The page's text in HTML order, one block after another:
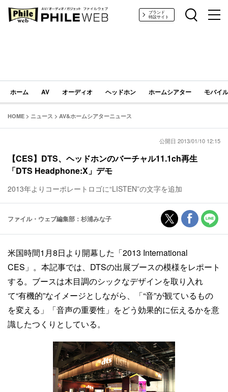
PHILE WEB｜AV/オーディオ/ガジェットブランド
特設サイト
ホーム AV オーディオ ヘッドホン ホームシアター モバイ
HOME > ニュース > AV&ホームシアターニュース
公開日 2013/01/10 12:15
【CES】DTS、ヘッドホンのバーチャル11.1ch再生
「DTS Headphone:X」デモ
2013年よりコーポレートロゴに“LISTEN”の文字を追加
ファイル・ウェブ編集部：杉浦みな子
米国時間1月8日より開幕した「2013 International
CES」。本記事では、DTSの出展ブースの模様をレポート
する。ブースは木目調のシックなデザインを取り入れ
て“有機的”なイメージとしながら、「“音”が観ているもの
を変える」「音声の重要性」をどう効果的に伝えるかを意
識したつくりとしている。